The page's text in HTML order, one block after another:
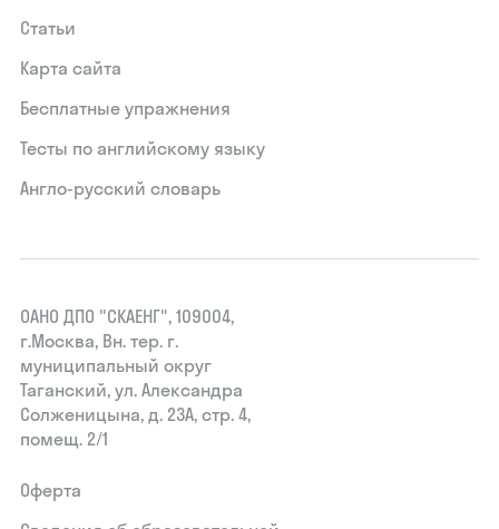
Статьи
Карта сайта
Бесплатные упражнения
Тесты по английскому языку
Англо-русский словарь
ОАНО ДПО "СКАЕНГ", 109004,
г.Москва, Вн. тер. г.
муниципальный округ
Таганский, ул. Александра
Солженицына, д. 23А, стр. 4,
помещ. 2/1
Оферта